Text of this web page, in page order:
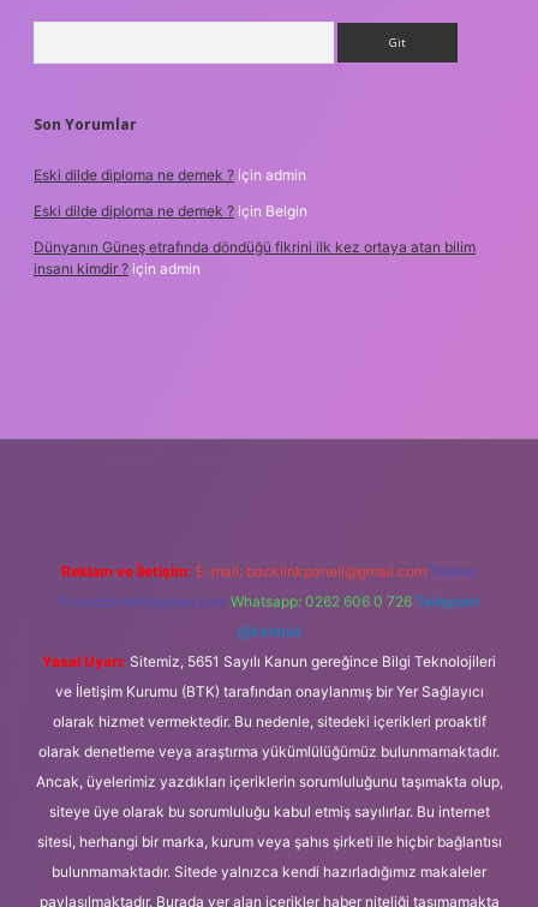
Son Yorumlar
Eski dilde diploma ne demek ? için admin
Eski dilde diploma ne demek ? için Belgin
Dünyanın Güneş etrafında döndüğü fikrini ilk kez ortaya atan bilim
insanı kimdir ? için admin
Reklam ve İletişim: E-mail: backlinkpaneli@gmail.com Teams:
forumhizmeti@gmail.com Whatsapp: 0262 606 0 726 Telegram:
@karabul
Yasal Uyarı: Sitemiz, 5651 Sayılı Kanun gereğince Bilgi Teknolojileri
ve İletişim Kurumu (BTK) tarafından onaylanmış bir Yer Sağlayıcı
olarak hizmet vermektedir. Bu nedenle, sitedeki içerikleri proaktif
olarak denetleme veya araştırma yükümlülüğümüz bulunmamaktadır.
Ancak, üyelerimiz yazdıkları içeriklerin sorumluluğunu taşımakta olup,
siteye üye olarak bu sorumluluğu kabul etmiş sayılırlar. Bu internet
sitesi, herhangi bir marka, kurum veya şahıs şirketi ile hiçbir bağlantısı
bulunmamaktadır. Sitede yalnızca kendi hazırladığımız makaleler
paylaşılmaktadır. Burada yer alan içerikler haber niteliği taşımamakta